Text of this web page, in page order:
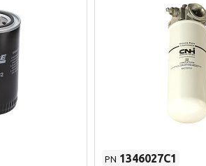
PN 1346027C1